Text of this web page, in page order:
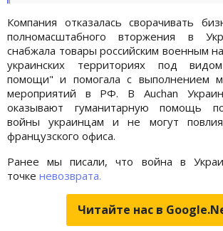
Компания отказалась сворачивать
полномасштабного вторжения в
снабжала товары российским военным
украинских территориях под
помощи" и помогала с выполнением
мероприятий в РФ. В Auchan
оказывают гуманитарную помощь
войны украинцам и не могут
французского офиса.
Ранее мы писали, что война в
точке невозврата.
Читайте нас в